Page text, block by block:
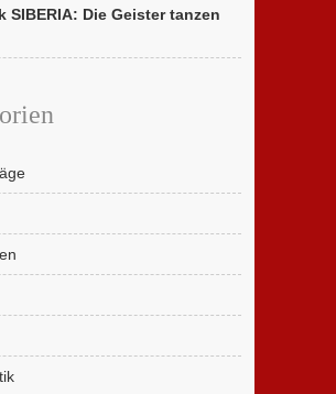
SIBERIA: Die Geister tanzen